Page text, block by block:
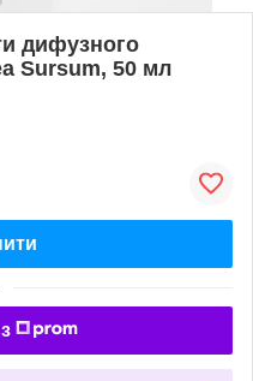
дифузного
Sursum, 50 мл